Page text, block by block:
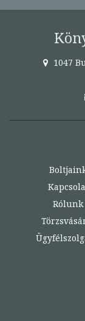
1047
Rólunk